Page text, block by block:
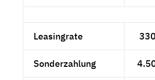
Leasingrate
Sonderzahlung